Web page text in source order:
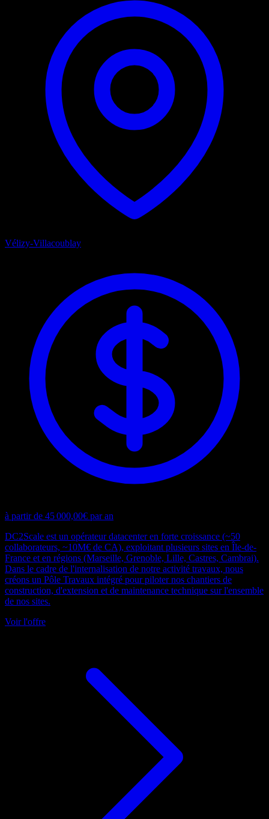
Vélizy-Villacoublay
à partir de 45 000,00€ par an
DC2Scale est un opérateur datacenter en forte croissance (~50
collaborateurs, ~10M€ de CA), exploitant plusieurs sites en Île-de-
France et en régions (Marseille, Grenoble, Lille, Castres, Cambrai).
Dans le cadre de l'internalisation de notre activité travaux, nous
créons un Pôle Travaux intégré pour piloter nos chantiers de
construction, d'extension et de maintenance technique sur l'ensemble
de nos sites.
Voir l'offre